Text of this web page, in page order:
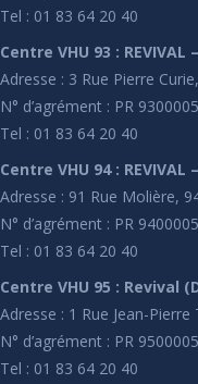
Tel : 01 83 64 20 40
Centre VHU 93 :
Adresse : 3 Rue Pierre
N° d’agrément : PR
Tel : 01 83 64 20 40
Centre VHU 94 :
Adresse : 91 Rue Molière,
N° d’agrément : PR
Tel : 01 83 64 20 40
Centre VHU 95 : Revival
Adresse : 1 Rue Jean-
N° d’agrément : PR
Tel : 01 83 64 20 40